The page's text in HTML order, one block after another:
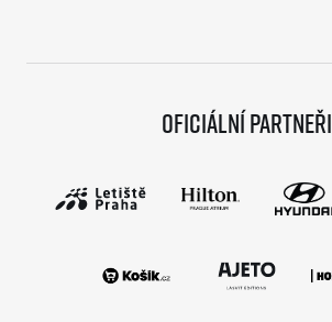
Oficiální partneři